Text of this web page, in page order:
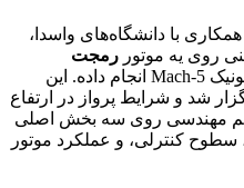
همکاری با دانشگاه‌های واسدا،
روی یه موتور رمجت
Mach-5 انجام داده. این
شد و شرایط پرواز در
ارتفاع
مهندسی روی سه بخش اصلی
سطوح کنترلی، و عملکرد موتور